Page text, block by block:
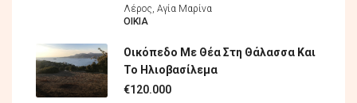
Λέρος, Αγία Μαρίνα
ΟΙΚΊΑ
Οικόπεδο Με Θέα Στη Θάλασσα Και
Το Ηλιοβασίλεμα
€120.000